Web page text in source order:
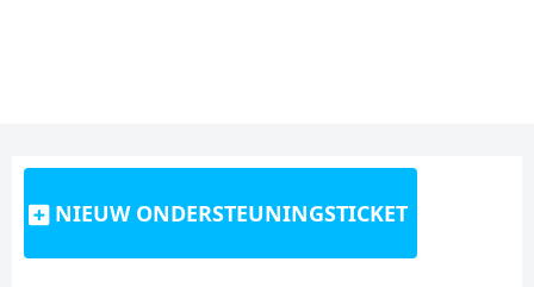
NIEUW ONDERSTEUNINGSTICKET